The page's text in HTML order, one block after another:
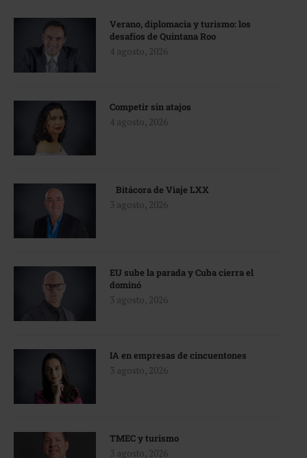
Verano, diplomacia y turismo: los
desafíos de Quintana Roo
4 agosto, 2026
Competir sin atajos
4 agosto, 2026
Bitácora de Viaje LXX
3 agosto, 2026
EU sube la parada y Cuba cierra el
dominó
3 agosto, 2026
IA en empresas de cincuentones
3 agosto, 2026
TMEC y turismo
3 agosto, 2026